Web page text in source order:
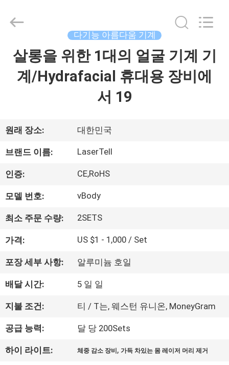
집
우
리
에
여
공
장
여
행
Medical
Reserved.
Developed
다기능 아름다움 기계
살롱을 위한 1대의 얼굴 기계 기
계/Hydrafacial 휴대용 장비에
서 19
원래 장소: 대한민국
브랜드 이름: LaserTell
인증: CE,RoHS
모델 번호: vBody
최소 주문 수량: 2SETS
가격: US $1 - 1,000 / Set
포장 세부 사항: 알루미늄 호일
배달 시간: 5 일 일
지불 조건: 티 / T는, 웨스턴 유니온, MoneyGram
공급 능력: 달 당 200Sets
하이 라이트: 체중 감소 장비 ,가득 차있는 몸 레이저 머리 제거